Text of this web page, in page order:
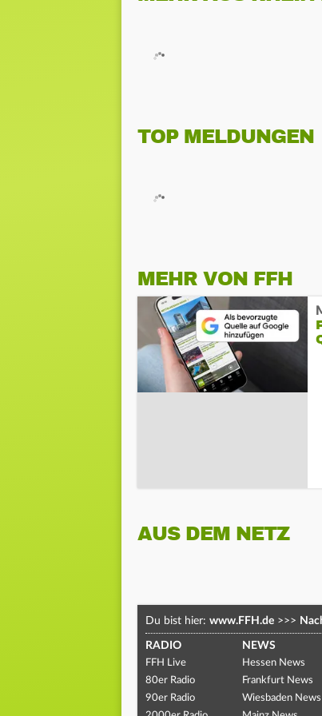
TOP MELDUNGEN
MEHR VON FFH
AUS DEM NETZ
Du bist hier: www.FFH.de >>>
RADIO
FFH Live
80er Radio
90er Radio
NEWS
Hessen News
Frankfurt News
Wiesbaden News